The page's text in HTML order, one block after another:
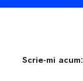
Scrie-mi acum: